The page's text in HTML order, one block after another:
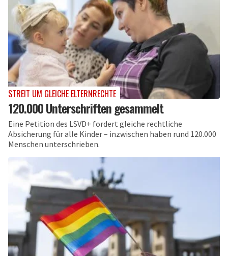
STREIT UM GLEICHE ELTERNRECHTE
120.000 Unterschriften gesammelt
Eine Petition des LSVD+ fordert gleiche rechtliche
Absicherung für alle Kinder – inzwischen haben rund 120.000
Menschen unterschrieben.